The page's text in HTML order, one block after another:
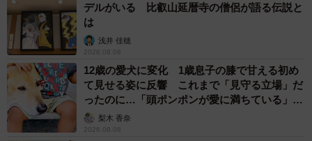
デルがいる 比叡山延暦寺の僧侶が語る伝説と
は
浅井 佳穂
2026.08.08
12歳の愛犬に変化 1歳息子の膝で甘える初め
て見せる姿に反響 これまで「見守る立場」だ
ったのに…「頭ポンポンが愛に満ちている」
「尊…」
梨木 香奈
2026.08.08